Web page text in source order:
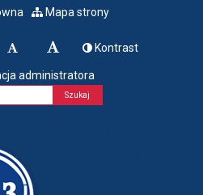
Mapa strony
Kontrast
administratora